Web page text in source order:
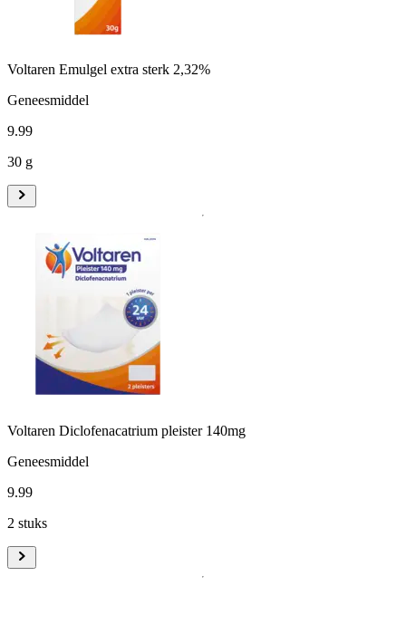
Voltaren Emulgel extra sterk 2,32%
Geneesmiddel
9.99
30 g
Voltaren Diclofenacatrium pleister 140mg
Geneesmiddel
9.99
2 stuks